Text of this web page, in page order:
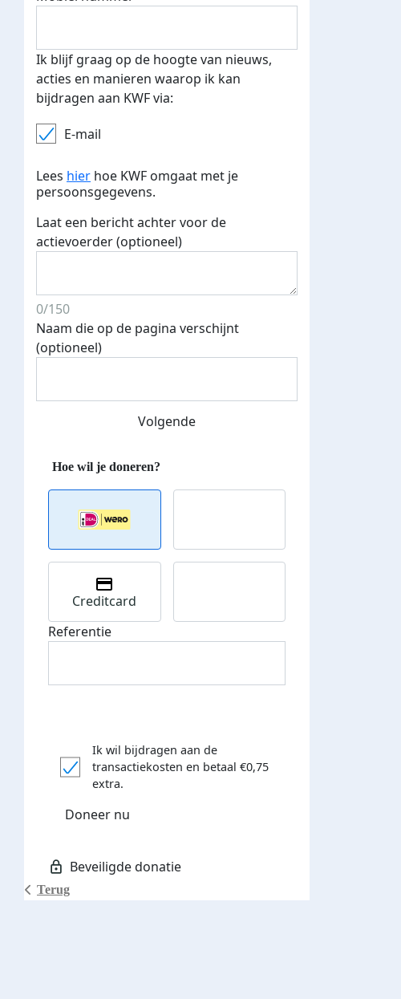
Donateurs bedankt
Ik blijf graag op de hoogte van nieuws,
acties en manieren waarop ik kan
bijdragen aan KWF via:
E-mail
Lees hier hoe KWF omgaat met je
persoonsgegevens.
Laat een bericht achter voor de
actievoerder (optioneel)
0/150
Naam die op de pagina verschijnt
(optioneel)
Volgende
Terug
Creditcard
Referentie
Ik wil bijdragen aan de
transactiekosten en betaal €0,75
extra.
Doneer nu